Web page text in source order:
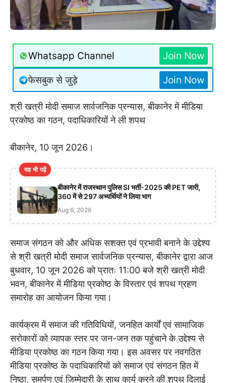
Whatsapp Channel Join Now
फेसबुक से जुड़े Join Now
श्री खत्री मोदी समाज सार्वजनिक प्रन्यास, बीकानेर में मीडिया
प्रकोष्ठ का गठन, पदाधिकारियों ने ली शपथ
बीकानेर, 10 जून 2026।
यह भी पढ़ें
बीकानेर में राजस्थान पुलिस SI भर्ती-2025 की PET जारी,
360 में से 297 अभ्यर्थियों ने लिया भाग
Aug 6, 2026
समाज संगठन को और अधिक सशक्त एवं प्रभावी बनाने के उद्देश्य
से श्री खत्री मोदी समाज सार्वजनिक प्रन्यास, बीकानेर द्वारा आज
बुधवार, 10 जून 2026 को प्रातः 11:00 बजे श्री खत्री मोदी
भवन, बीकानेर में मीडिया प्रकोष्ठ के विस्तार एवं शपथ ग्रहण
समारोह का आयोजन किया गया।
कार्यक्रम में समाज की गतिविधियों, जनहित कार्यों एवं सामाजिक
सरोकारों को व्यापक स्तर पर जन-जन तक पहुंचाने के उद्देश्य से
मीडिया प्रकोष्ठ का गठन किया गया। इस अवसर पर नवगठित
मीडिया प्रकोष्ठ के पदाधिकारियों को समाज एवं संगठन हित में
निष्ठा, समर्पण एवं जिम्मेदारी के साथ कार्य करने की शपथ दिलाई